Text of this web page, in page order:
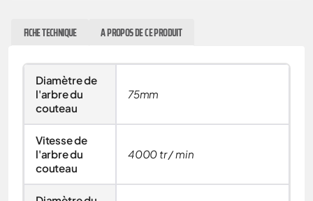
FICHE TECHNIQUE A PROPOS DE CE PRODUIT
Diamètre de
l'arbre du
couteau
75mm
Vitesse de
l'arbre du
couteau
4000 tr / min